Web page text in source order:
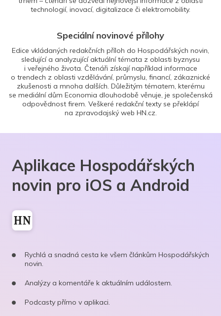
technologií, inovací, digitalizace či elektromobility.
Speciální novinové přílohy
Edice vkládaných redakčních příloh do Hospodářských novin,
sledující a analyzující aktuální témata z oblasti byznysu
i veřejného života. Čtenáři získají například informace
o trendech z oblasti vzdělávání, průmyslu, financí, zákaznické
zkušenosti a mnoha dalších. Důležitým tématem, kterému
se mediální dům Economia dlouhodobě věnuje, je společenská
odpovědnost firem. Veškeré redakční texty se překlápí
na zpravodajský web HN.cz.
Aplikace Hospodářských
novin pro iOS a Android
Rychlá a snadná cesta ke všem článkům Hospodářských
novin.
Analýzy a komentáře k aktuálním událostem.
Podcasty přímo v aplikaci.